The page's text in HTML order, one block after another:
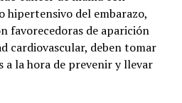
del embarazo,
favorecedoras de aparición
cardiovascular, deben tomar
a la hora de prevenir y llevar